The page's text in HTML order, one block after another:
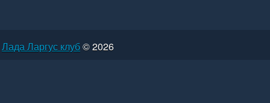
Лада Ларгус клуб© 2026